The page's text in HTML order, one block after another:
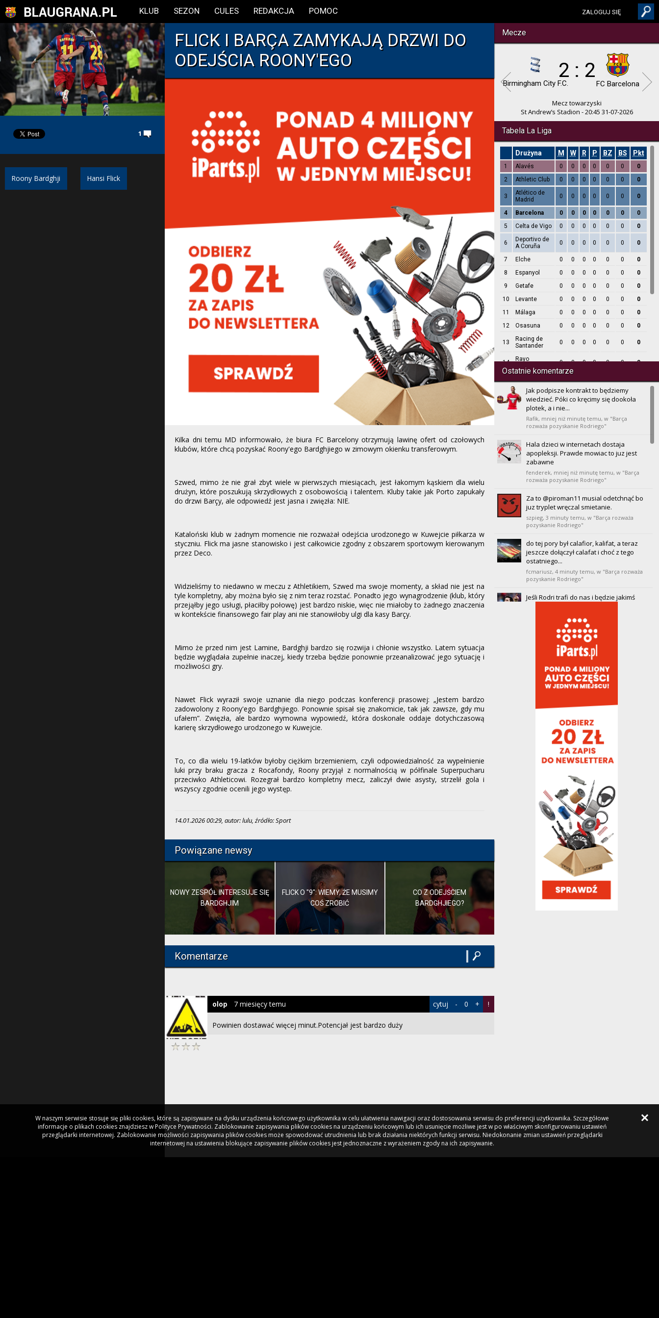
KLUB SEZON CULES REDAKCJA POMOC ZALOGUJ SIĘ
1
Roony Bardghji Hansi Flick
FLICK I BARÇA ZAMYKAJĄ DRZWI DO
ODEJŚCIA ROONY'EGO
Kilka dni temu MD informowało, że biura FC Barcelony otrzymują lawinę ofert od czołowych
klubów, które chcą pozyskać Roony'ego Bardghjiego w zimowym okienku transferowym.
Szwed, mimo że nie grał zbyt wiele w pierwszych miesiącach, jest łakomym kąskiem dla wielu
drużyn, które poszukują skrzydłowych z osobowością i talentem. Kluby takie jak Porto zapukały
do drzwi Barçy, ale odpowiedź jest jasna i zwięzła: NIE.
Kataloński klub w żadnym momencie nie rozważał odejścia urodzonego w Kuwejcie piłkarza w
styczniu. Flick ma jasne stanowisko i jest całkowicie zgodny z obszarem sportowym kierowanym
przez Deco.
Widzieliśmy to niedawno w meczu z Athletikiem, Szwed ma swoje momenty, a skład nie jest na
tyle kompletny, aby można było się z nim teraz rozstać. Ponadto jego wynagrodzenie (klub, który
przejąłby jego usługi, płaciłby połowę) jest bardzo niskie, więc nie miałoby to żadnego znaczenia
w kontekście finansowego fair play ani nie stanowiłoby ulgi dla kasy Barçy.
Mimo że przed nim jest Lamine, Bardghji bardzo się rozwija i chłonie wszystko. Latem sytuacja
będzie wyglądała zupełnie inaczej, kiedy trzeba będzie ponownie przeanalizować jego sytuację i
możliwości gry.
Nawet Flick wyraził swoje uznanie dla niego podczas konferencji prasowej: „Jestem bardzo
zadowolony z Roony'ego Bardghjiego. Ponownie spisał się znakomicie, tak jak zawsze, gdy mu
ufałem”. Zwięzła, ale bardzo wymowna wypowiedź, która doskonale oddaje dotychczasową
karierę skrzydłowego urodzonego w Kuwejcie.
To, co dla wielu 19-latków byłoby ciężkim brzemieniem, czyli odpowiedzialność za wypełnienie
luki przy braku gracza z Rocafondy, Roony przyjął z normalnością w półfinale Superpucharu
przeciwko Athleticowi. Rozegrał bardzo kompletny mecz, zaliczył dwie asysty, strzelił gola i
wszyscy zgodnie ocenili jego występ.
14.01.2026 00:29, autor: lulu, źródło: Sport
Powiązane newsy
NOWY ZESPÓŁ INTERESUJE SIĘ
BARDGHJIM
FLICK O "9": WIEMY, ŻE MUSIMY
COŚ ZROBIĆ
CO Z ODEJŚCIEM
BARDGHJIEGO?
Mecze
Birmingham City F.C. FC Barcelona
2 : 2
Mecz towarzyski
St Andrew’s Stadion - 20:45 31-07-2026
Tabela La Liga
Drużyna M W R P BZ BS Pkt
1 Alavés 0 0 0 0 0 0
0
2
Athletic Club 0 0 0 0 0 0 0
3
Atlético de
Madrid
0 0 0 0 0 0 0
4 Barcelona 0 0 0 0 0 0
0
5
Celta de Vigo 0 0 0 0 0 0 0
6
Deportivo de
A Coruña
0 0 0 0 0 0 0
7 Elche 0 0 0 0 0 0
0
8
Espanyol 0 0 0 0 0 0
0
9
Getafe 0 0 0 0 0 0
0
10
Levante 0 0 0 0 0 0
0
11
Málaga 0 0 0 0 0 0
0
12
Osasuna 0 0 0 0 0 0 0
13
Racing de
Santander
0 0 0 0 0 0 0
14
Rayo
0 0 0 0 0 0 0
16
Real Madrid 0 0 0 0 0 0
17
Real
Sociedad
0
Sevilla 0 0 0 0 0
19
Valencia
20
Villarreal 0 0 0 0 0 0 0
Ostatnie komentarze
Jak podpisze kontrakt to będziemy
wiedzieć. Póki co kręcimy się dookoła
plotek, a i nie...
Rafik, mniej niż minutę temu, w "Barça
rozważa pozyskanie Rodriego"
Hala dzieci w internetach dostaja
apopleksji. Prawde mowiac to juz jest
zabawne
fenderek, mniej niż minutę temu, w "Barça
rozważa pozyskanie Rodriego"
Za to @piroman11 musial odetchnąć bo
juz tryplet wręczal smietanie.
szpieg, 3 minuty temu, w "Barça rozważa
pozyskanie Rodriego"
do tej pory był calafior, kalifat, a teraz
jeszcze dołączył calafat i choć z tego
ostatniego...
fcmariusz, 4 minuty temu, w "Barça rozważa
pozyskanie Rodriego"
Jeśli Rodri trafi do nas i będzie jakimś
4 minuty temu , w "Barça rozważa
pozyskanie Rodriego"
Co też dziwne bo mu się to finansowo
słabo spina. City od dawna oferowało mu
bardzo dużą...
4 minuty temu, w "Barça rozważa
pozyskanie Rodriego"
Było już. Na środku obrony grają Cuba i
Andresito10,6 minut temu
pozyskanie Rodriego"
I na taką kasę zasługuje.
Andresito10,8 minut temu, w "Barça rozważa
Co do rodriego to jest to absurdalny
transfer. Nie idziemy po stopera, po
bocznego obrońcę, po...
wariat3000, 8 minut temu, w "Barça rozważa
pozyskanie Rodriego"
ale wiesz ze zarobi dokladnie tyle co w
city czyli ok 8mln euro netto.
LARRY,9 minut temu
, w "Barça rozważa
pozyskanie Rodriego"
Rodri wypełnia z automatu lukę po De
Jongu i Casado. Nikt mu nie da tu
fcmariusz,20 minut temu, w "Barça rozważa
pozyskanie Rodriego"
tamtym sezonie, że aż przykro patrzeć
Komentarze
Powinien dostawać więcej minut.Potencjał jest bardzo duży
olop 7 miesięcy temu cytuj - 0 + !
W naszym serwisie stosuje się pliki cookies, które są zapisywane na dysku urządzenia końcowego użytkownika w celu ułatwienia nawigacji oraz dostosowania serwisu do preferencji użytkownika. Szczegółowe
informacje o plikach cookies znajdziesz w Polityce Prywatności. Zablokowanie zapisywania plików cookies na urządzeniu końcowym lub ich usunięcie możliwe jest w po właściwym skonfigurowaniu ustawień
przeglądarki internetowej. Zablokowanie możliwości zapisywania plików cookies może spowodować utrudnienia lub brak działania niektórych funkcji serwisu. Niedokonanie zmian ustawień przeglądarki
internetowej na ustawienia blokujące zapisywanie plików cookies jest jednoznaczne z wyrażeniem zgody na ich zapisywanie.